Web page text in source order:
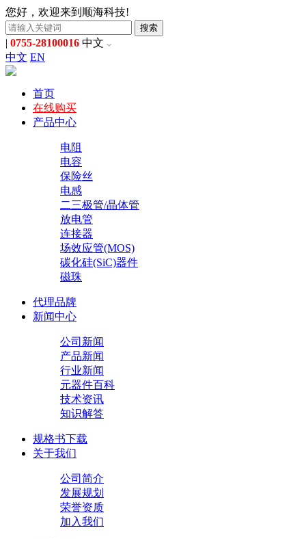
您好，欢迎来到顺海科技!
搜索
| 0755-28100016 中文
中文 EN
首页
在线购买
产品中心
电阻
电容
保险丝
电感
二三极管/晶体管
放电管
连接器
场效应管(MOS)
碳化硅(SiC)器件
磁珠
代理品牌
新闻中心
公司新闻
产品新闻
行业新闻
元器件百科
技术资讯
知识解答
规格书下载
关于我们
公司简介
发展规划
荣誉资质
加入我们